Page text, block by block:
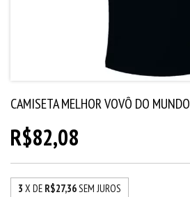
CAMISETA MELHOR VOVÔ DO MUNDO
R$82,08
3 X DE R$27,36SEM JUROS